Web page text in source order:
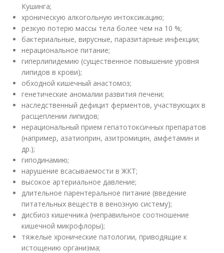
Кушинга;
хроническую алкогольную интоксикацию;
резкую потерю массы тела более чем на 10 %;
бактериальные, вирусные, паразитарные инфекции;
нерациональное питание;
гиперлипидемию (существенное повышение уровня
липидов в крови);
обходной кишечный анастомоз;
генетические аномалии развития печени;
наследственный дефицит ферментов, участвующих в
расщеплении липидов;
нерациональный прием гепатотоксичных препаратов
(например, азатиоприн, азитромицин, амфетамин и
др.);
гиподинамию;
нарушение всасываемости в ЖКТ;
высокое артериальное давление;
длительное парентеральное питание (введение
питательных веществ в венозную систему);
дисбиоз кишечника (неправильное соотношение
кишечной микрофлоры);
тяжелые хронические патологии, приводящие к
истощению организма;